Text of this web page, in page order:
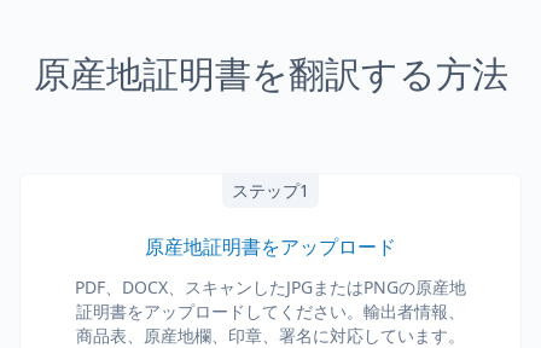
原産地証明書を翻訳する方法
ステップ1
原産地証明書をアップロード
PDF、DOCX、スキャンしたJPGまたはPNGの原産地
証明書をアップロードしてください。輸出者情報、
商品表、原産地欄、印章、署名に対応しています。